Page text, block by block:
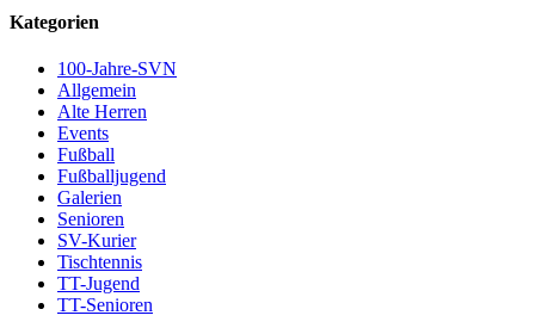
Kategorien
100-Jahre-SVN
Allgemein
Alte Herren
Events
Fußball
Fußballjugend
Galerien
Senioren
SV-Kurier
Tischtennis
TT-Jugend
TT-Senioren